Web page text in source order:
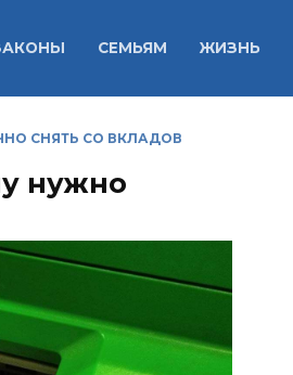
СЕМЬЯМ ЖИЗНЬ
СНЯТЬ СО ВКЛАДОВ
нужно